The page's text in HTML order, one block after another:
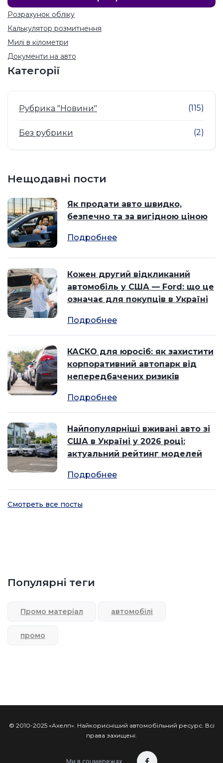
Розрахунок обліку
Калькулятор розмитнення
Милі в кілометри
Документи на авто
Категорії
Рубрика "Новини" (115)
Без рубрики (2)
Нещодавні пости
Як продати авто швидко,
безпечно та за вигідною ціною
Подробнее
Кожен другий відкликаний
автомобіль у США — Ford: що це
означає для покупців в Україні
Подробнее
КАСКО для юросіб: як захистити
корпоративний автопарк від
непередбачених ризиків
Подробнее
Найпопулярніші вживані авто зі
США в Україні у 2026 році:
актуальний рейтинг моделей
Подробнее
Смотреть все посты
Популярні теги
Промо матеріал автомобілі
промо
© 2010-2025 «Ахелп». Найкорисніший автомобільний ресурс. Всі
права захищені.
Ми в соцмережах